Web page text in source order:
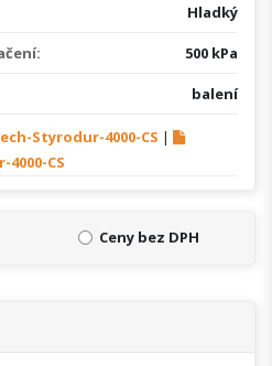
Hladký
500 kPa
balení
Styrodur-4000-CS |
CS
Ceny bez DPH